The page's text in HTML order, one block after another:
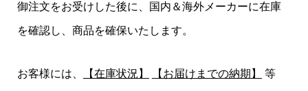
御注文をお受けした後に、国内＆海外メーカーに在庫
を確認し、商品を確保いたします。
お客様には、 【在庫状況】 【お届けまでの納期】 等